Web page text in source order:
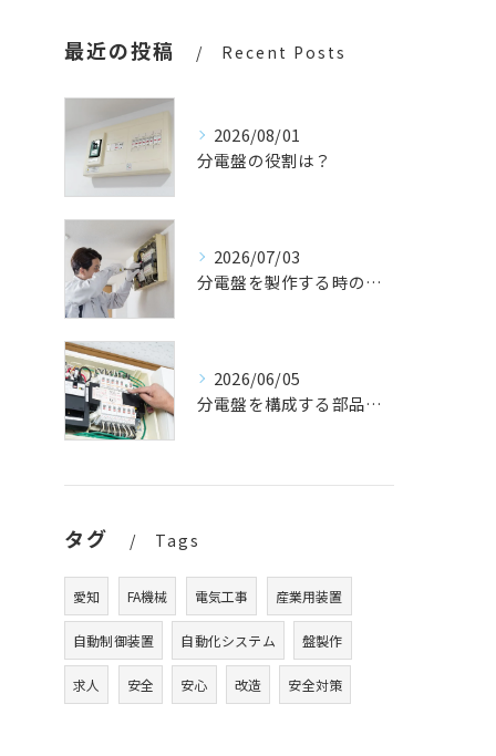
最近の投稿 Recent Posts
2026/08/01
分電盤の役割は？
2026/07/03
分電盤を製作する時の流れを解説
2026/06/05
分電盤を構成する部品は？
タグ Tags
愛知 FA機械 電気工事 産業用装置
自動制御装置 自動化システム 盤製作
求人 安全 安心 改造 安全対策